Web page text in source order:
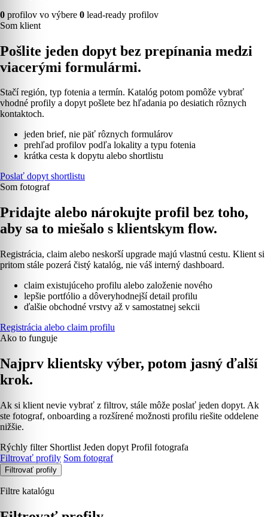
0 profilov vo výbere 0 lead-ready profilov
Som klient
Pošlite jeden dopyt bez prepínania medzi
viacerými formulármi.
Stačí región, typ fotenia a termín. Katalóg potom pomôže vybrať
vhodné profily a dopyt pošlete bez hľadania po desiatich rôznych
kontaktoch.
jeden brief, nie päť rôznych formulárov
prehľad profilov podľa lokality a typu fotenia
krátka cesta k dopytu alebo shortlistu
Poslať dopyt shortlistu
Som fotograf
Pridajte alebo nárokujte profil bez toho,
aby sa to miešalo s klientskym flow.
Registrácia, claim alebo neskorší upgrade majú vlastnú cestu. Klient si
pritom stále pozerá čistý katalóg, nie váš interný dashboard.
claim existujúceho profilu alebo založenie nového
lepšie portfólio a dôveryhodnejší detail profilu
ďalšie obchodné vrstvy až v samostatnej sekcii
Registrácia alebo claim profilu
Ako to funguje
Najprv klientsky výber, potom jasný ďalší
krok.
Ak si klient nevie vybrať z filtrov, stále môže poslať jeden dopyt. Ak
ste fotograf, onboarding a rozšírené možnosti profilu riešite oddelene
nižšie.
Rýchly filter Shortlist Jeden dopyt Profil fotografa
Filtrovať profily Som fotograf
Filtrovať profily
Filtre katalógu